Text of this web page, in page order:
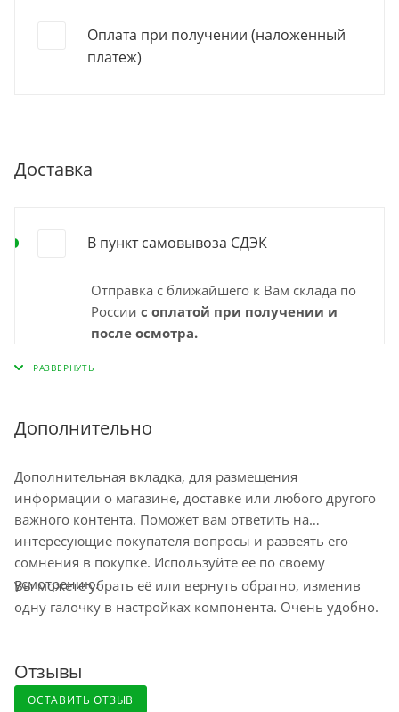
Оплата при получении (наложенный
платеж)
Доставка
В пункт самовывоза СДЭК
Отправка с ближайшего к Вам склада по
России с оплатой при получении и
после осмотра.
самовывоза СДЭК и забирайте заказ
"ориентировочно" на странице
наличия на ближайшем складе.
Минимальный срок доставки – 1-2
рабочих дня. Срок ожидания заказа в
пункте самовывоза до 10 дней
Остались вопросы по доставке
напишите нам?
Дополнительно
Дополнительная вкладка, для размещения
информации о магазине, доставке или любого другого
важного контента. Поможет вам ответить на
интересующие покупателя вопросы и развеять его
сомнения в покупке. Используйте её по своему
усмотрению.
Вы можете убрать её или вернуть обратно, изменив
одну галочку в настройках компонента. Очень удобно.
Отзывы
ОСТАВИТЬ ОТЗЫВ